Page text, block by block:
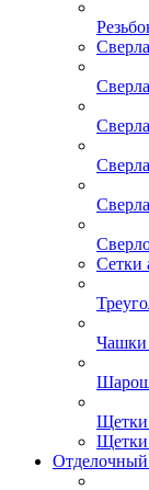
Сверла
Сетки
Чашки
Щетки